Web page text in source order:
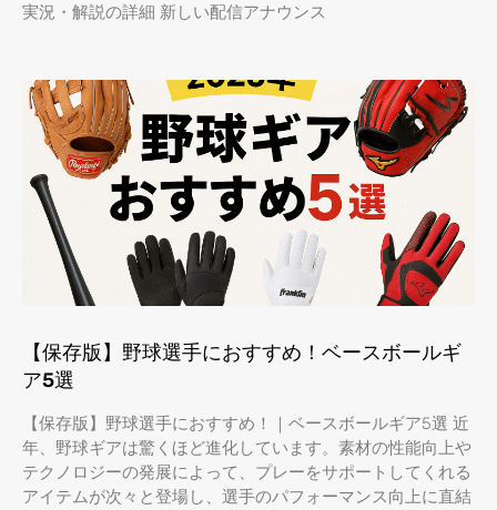
実況・解説の詳細 新しい配信アナウンス
【保存版】野球選手におすすめ！ベースボールギ
ア5選
【保存版】野球選手におすすめ！｜ベースボールギア5選 近
年、野球ギアは驚くほど進化しています。素材の性能向上や
テクノロジーの発展によって、プレーをサポートしてくれる
アイテムが次々と登場し、選手のパフォーマンス向上に直結